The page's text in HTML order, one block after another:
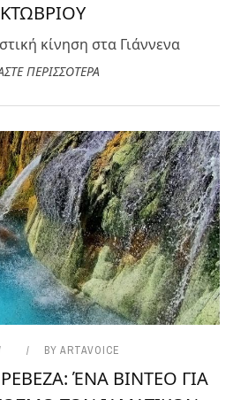
κίνηση στα Γιάννενα
ΠΕΡΙΣΣΟΤΕΡΑ
BY ARTAVOICE
ΈΝΑ ΒΙΝΤΕΟ ΓΙΑ